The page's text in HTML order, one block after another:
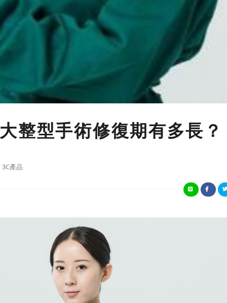
整型手術修復期有多長？
3C產品